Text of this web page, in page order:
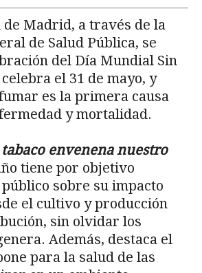
de Madrid, a través de la
de Salud Pública, se
del Día Mundial Sin
el 31 de mayo, y
es la primera causa
y mortalidad.
envenena nuestro
tiene por objetivo
sobre su impacto
el cultivo y producción
sin olvidar los
Además, destaca el
para la salud de las